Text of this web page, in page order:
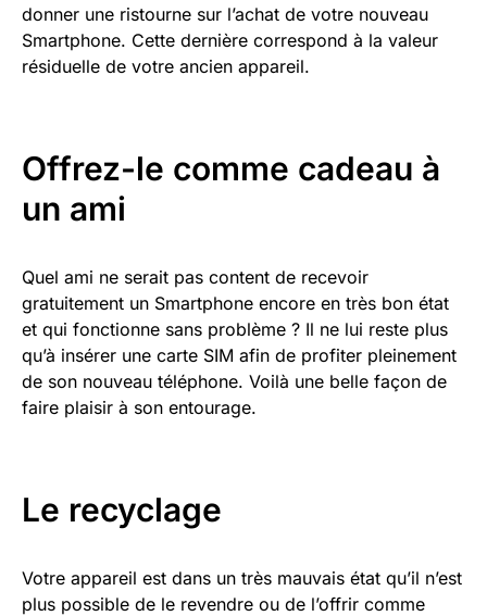
donner une ristourne sur l’achat de votre nouveau
Smartphone. Cette dernière correspond à la valeur
résiduelle de votre ancien appareil.
Offrez-le comme cadeau à
un ami
Quel ami ne serait pas content de recevoir
gratuitement un Smartphone encore en très bon état
et qui fonctionne sans problème ? Il ne lui reste plus
qu’à insérer une carte SIM afin de profiter pleinement
de son nouveau téléphone. Voilà une belle façon de
faire plaisir à son entourage.
Le recyclage
Votre appareil est dans un très mauvais état qu’il n’est
plus possible de le revendre ou de l’offrir comme